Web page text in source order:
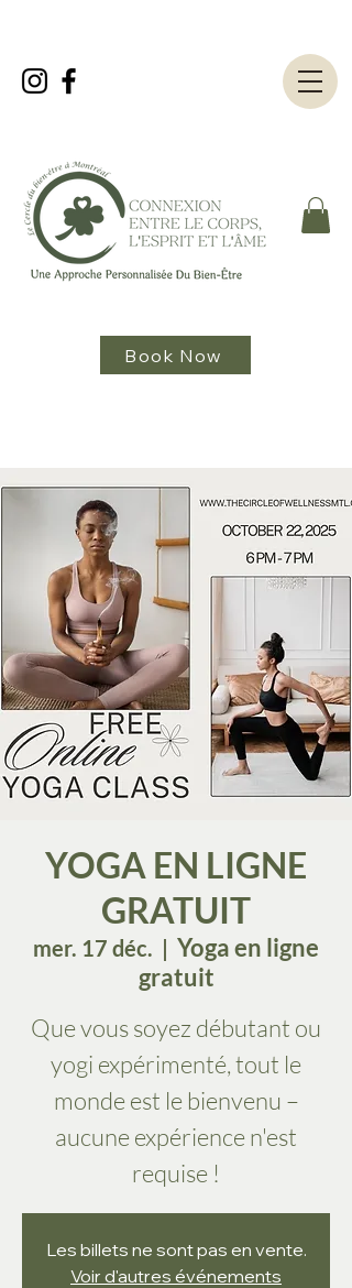
Book Now
YOGA EN LIGNE
GRATUIT
mer. 17 déc.
  |
Yoga en ligne
gratuit
Que vous soyez débutant ou
yogi expérimenté, tout le
monde est le bienvenu –
aucune expérience n'est
requise !
Les billets ne sont pas en vente.
Voir d'autres événements